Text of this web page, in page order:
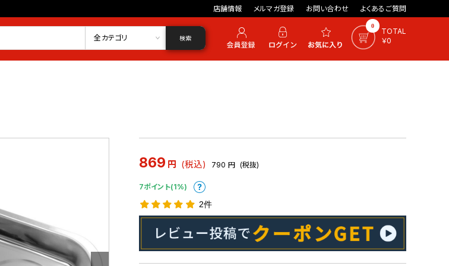
店舗情報 メルマガ登録 お問い合わせ よくあるご質問
お気に入り 0
TOTAL
￥0
全カテゴリ 検索
869 円 (税込) 790 円 (税抜)
7ポイント(1%)
2件